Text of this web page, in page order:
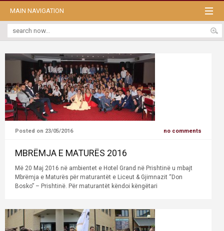
MAIN NAVIGATION
Posted on 23/05/2016 no comments
MBRËMJA E MATURËS 2016
Më 20 Maj 2016 në ambientet e Hotel Grand në Prishtinë u mbajt
Mbrëmja e Maturës për maturantët e Liceut & Gjimnazit “Don
Bosko” – Prishtinë. Për maturantët këndoi këngëtari